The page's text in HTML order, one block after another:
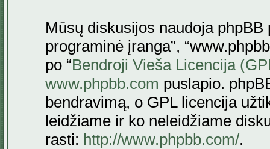
Mūsų diskusijos naudoja phpBB
programinė įranga”,
po “Bendroji Vieša Licencija
www.phpbb.com puslapio.
bendravimą, o GPL licencija
leidžiame ir ko neleidžiame
rasti: http://www.phpbb.com/.